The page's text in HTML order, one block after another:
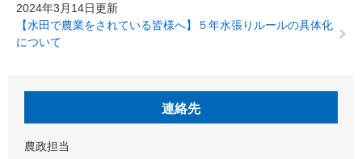
2024年3月14日更新
【水田で農業をされている皆様へ】５年水張りルールの具体化
について
連絡先
農政担当